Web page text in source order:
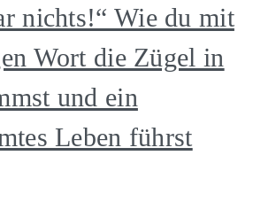
nichts!“ Wie du mit
Wort die Zügel in
und ein
Leben führst